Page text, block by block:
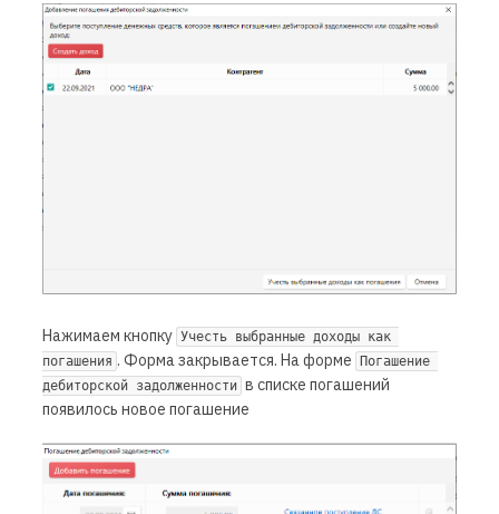
Нажимаем кнопку Учесть выбранные доходы как
погашения . Форма закрывается. На форме Погашение
дебиторской задолженности в списке погашений
появилось новое погашение